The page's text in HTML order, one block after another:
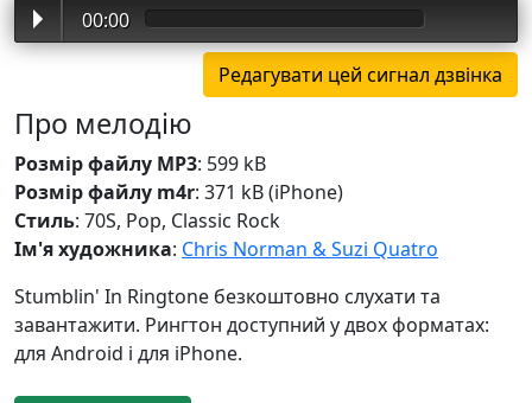
00:00
Про мелодію
Розмір файлу MP3: 599 kB
Розмір файлу m4r: 371 kB (iPhone)
Стиль: 70S, Pop, Classic Rock
Ім'я художника: Chris Norman & Suzi Quatro
Stumblin' In Ringtone безкоштовно слухати та
завантажити. Рингтон доступний у двох форматах:
для Android і для iPhone.